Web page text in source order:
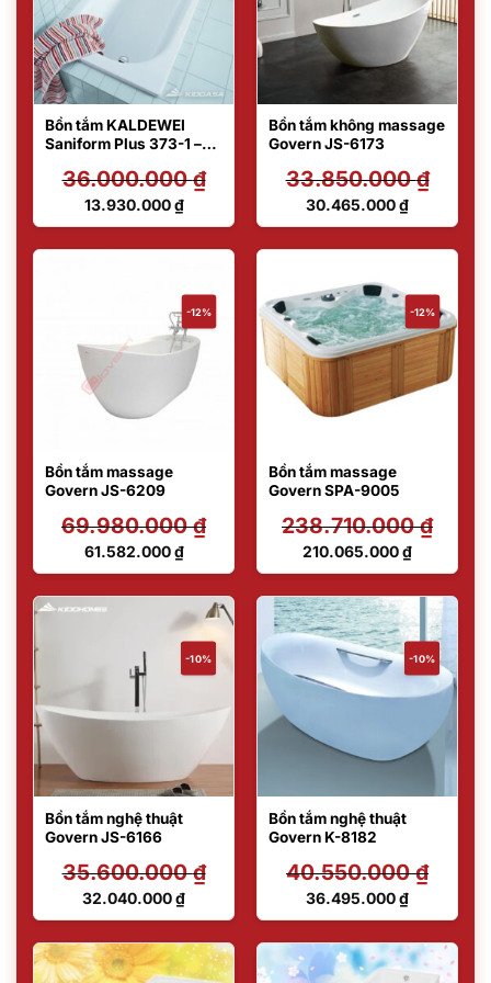
Bồn tắm KALDEWEI
Saniform Plus 373-1 –
36.000.000₫
Giá
36.000.000 ₫.
13.930.000₫
Giá
13.930.000 ₫.
Bồn tắm không massage
Govern JS-6173
33.850.000₫
Giá
33.850.000 ₫.
30.465.000₫
Giá
30.465.000 ₫.
-12%
Bồn tắm massage
Govern JS-6209
69.980.000₫
Giá
69.980.000 ₫.
61.582.000₫
Giá
61.582.000 ₫.
-12%
Bồn tắm massage
Govern SPA-9005
238.710.000₫
Giá
238.710.000 ₫.
210.065.000₫
Giá
tại
là:
210.065.000 ₫.
-10%
Bồn tắm nghệ thuật
Govern JS-6166
35.600.000₫
Giá
35.600.000 ₫.
32.040.000₫
Giá
tại
là:
-10%
Bồn tắm nghệ thuật
Govern K-8182
40.550.000₫
Giá
40.550.000 ₫.
36.495.000₫
Giá
tại
là: